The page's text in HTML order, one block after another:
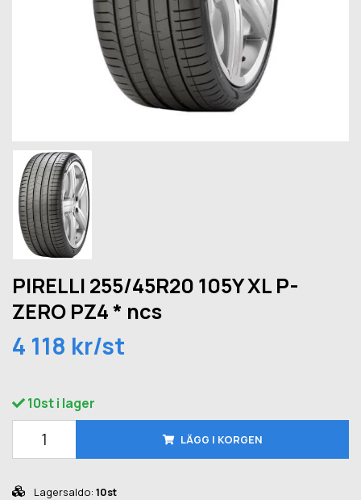
PIRELLI 255/45R20 105Y XL P-
ZERO PZ4 * ncs
4 118 kr/st
10st i lager
LÄGG I KORGEN
Lagersaldo: 10st